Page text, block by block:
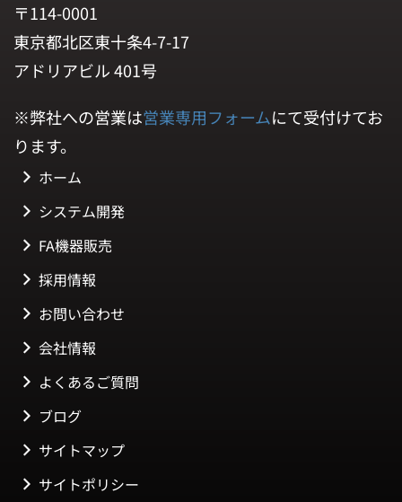
〒114-0001
東京都北区東十条4-7-17
アドリアビル 401号
※弊社への営業は営業専用フォームにて受付けてお
ります。
ホーム
システム開発
FA機器販売
採用情報
お問い合わせ
会社情報
よくあるご質問
ブログ
サイトマップ
サイトポリシー